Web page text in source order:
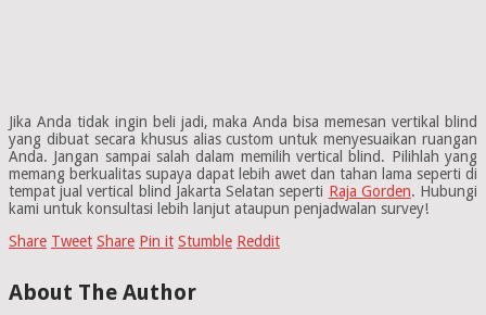
Jika Anda tidak ingin beli jadi, maka Anda bisa memesan vertikal blind
yang dibuat secara khusus alias custom untuk menyesuaikan ruangan
Anda. Jangan sampai salah dalam memilih vertical blind. Pilihlah yang
memang berkualitas supaya dapat lebih awet dan tahan lama seperti di
tempat jual vertical blind Jakarta Selatan seperti Raja Gorden. Hubungi
kami untuk konsultasi lebih lanjut ataupun penjadwalan survey!
Share Tweet Share Pin it Stumble Reddit
About The Author